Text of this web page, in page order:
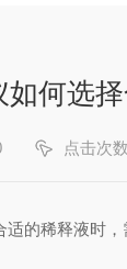
何选
点击次
适的稀释液时